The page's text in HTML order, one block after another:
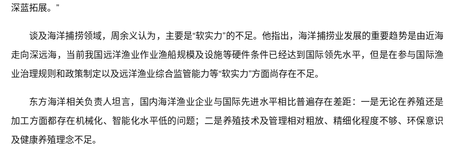
深蓝拓展。”
谈及海洋捕捞领域，周余义认为，主要是“软实力”的不足。他指出，海洋捕捞业发展的重要趋势是由近海
走向深远海，当前我国远洋渔业作业渔船规模及设施等硬件条件已经达到国际领先水平，但是在参与国际渔
业治理规则和政策制定以及远洋渔业综合监管能力等“软实力”方面尚存在不足。
东方海洋相关负责人坦言，国内海洋渔业企业与国际先进水平相比普遍存在差距：一是无论在养殖还是
加工方面都存在机械化、智能化水平低的问题；二是养殖技术及管理相对粗放、精细化程度不够、环保意识
及健康养殖理念不足。